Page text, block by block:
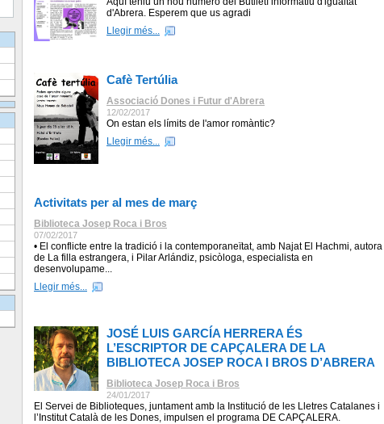
d'Abrera. Esperem que us agradi
Llegir més...
Cafè Tertúlia
Associació Dones i Futur d'Abrera
12/02/2017
On estan els límits de l'amor romàntic?
Llegir més...
Activitats per al mes de març
Biblioteca Josep Roca i Bros
07/02/2017
• El conflicte entre la tradició i la contemporaneïtat, amb Najat El Hachmi, autora
de La filla estrangera, i Pilar Arlándiz, psicòloga, especialista en
desenvolupame...
Llegir més...
JOSÉ LUIS GARCÍA HERRERA ÉS
L’ESCRIPTOR DE CAPÇALERA DE LA
BIBLIOTECA JOSEP ROCA I BROS D’ABRERA
Biblioteca Josep Roca i Bros
24/01/2017
El Servei de Biblioteques, juntament amb la Institució de les Lletres Catalanes i
l’Institut Català de les Dones, impulsen el programa DE CAPÇALERA.